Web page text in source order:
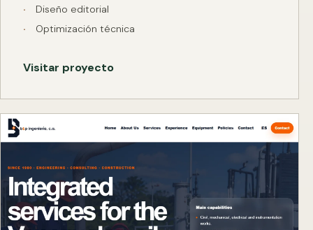
Diseño editorial
Optimización técnica
Visitar proyecto